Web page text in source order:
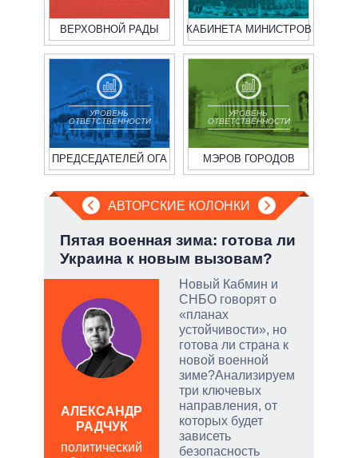
ВЕРХОВНОЙ РАДЫ КАБИНЕТА МИНИСТРОВ
УРОВЕНЬ
ОТВЕТСТВЕННОСТИ
ПРЕДСЕДАТЕЛЕЙ ОГА
УРОВЕНЬ
ОТВЕТСТВЕННОСТИ
МЭРОВ ГОРОДОВ
АВТОРСКИЕ КОЛОНКИ
Пятая военная зима: готова ли
Украина к новым вызовам?
Новый Кабмин и
СНБО говорят о
«планах
устойчивости», но
готова ли страна к
новой военной
зиме?Анализируем
три ключевых
направления, от
которых будет
зависеть
безопасность
АЛЕКСАНДР
РАДЧУК
политический